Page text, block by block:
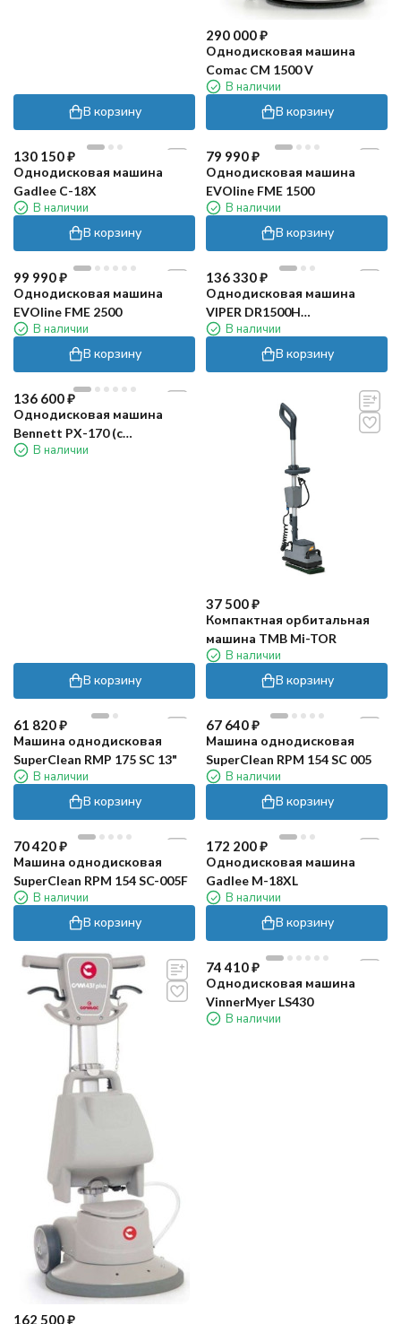
В корзину
290 000₽
Однодисковая машина
Comac CM 1500 V
В наличии
В корзину
130 150₽
Однодисковая машина
Gadlee С-18Х
В наличии
В корзину
79 990₽
Однодисковая машина
EVOline FME 1500
В наличии
В корзину
99 990₽
Однодисковая машина
EVOline FME 2500
В наличии
В корзину
136 330₽
Однодисковая машина
VIPER DR1500H
(высокоскоростная)
В наличии
В корзину
136 600₽
Однодисковая машина
Bennett PX-170 (с
утяжелителями)
В наличии
В корзину
37 500₽
Компактная орбитальная
машина TMB Mi-TOR
В наличии
В корзину
61 820₽
Машина однодисковая
SuperClean RMP 175 SC 13"
В наличии
В корзину
67 640₽
Машина однодисковая
SuperClean RPM 154 SC 005
В наличии
В корзину
70 420₽
Машина однодисковая
SuperClean RPM 154 SC-005F
В наличии
В корзину
172 200₽
Однодисковая машина
Gadlee M-18XL
В наличии
В корзину
162 500₽
74 410₽
Однодисковая машина
VinnerMyer LS430
В наличии